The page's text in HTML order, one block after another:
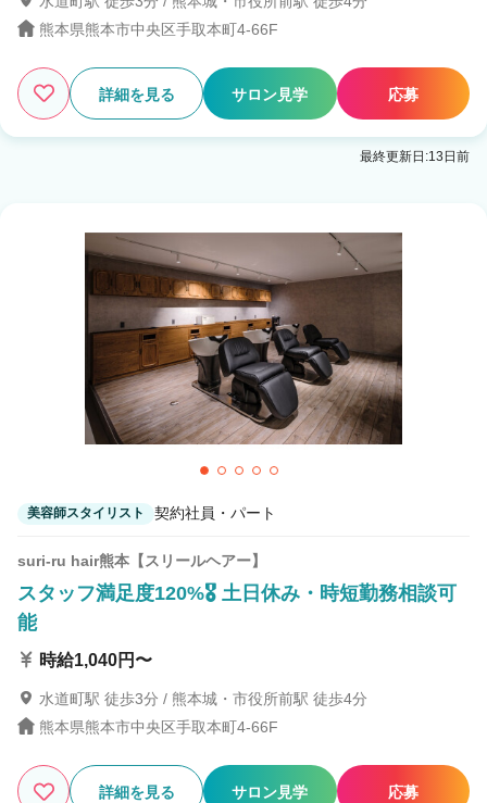
熊本県熊本市中央区手取本町4-66F
詳細を見る サロン見学 応募
最終更新日:13日前
美容師スタイリスト 契約社員・パート
suri-ru hair熊本【スリールヘアー】
スタッフ満足度120%🎖️ 土日休み・時短勤務相談可
能
時給1,040円〜
水道町駅 徒歩3分 / 熊本城・市役所前駅 徒歩4分
熊本県熊本市中央区手取本町4-66F
詳細を見る サロン見学 応募